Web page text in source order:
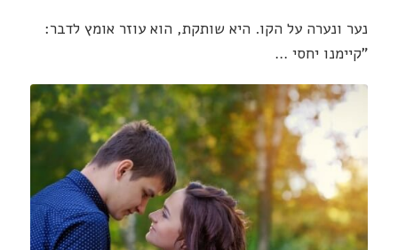
נער ונערה על הקו. היא שותקת, הוא עוזר אומץ לדבר:
"קיימנו יחסי …